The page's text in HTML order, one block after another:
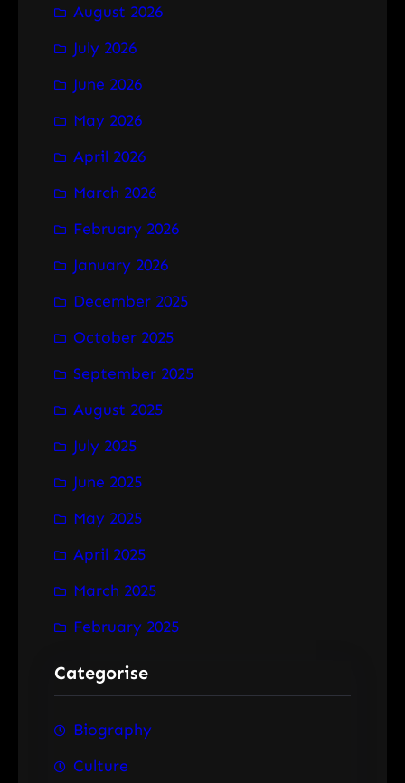
c
h
August 2026
July 2026
June 2026
May 2026
April 2026
March 2026
February 2026
January 2026
December 2025
October 2025
September 2025
August 2025
July 2025
June 2025
May 2025
April 2025
March 2025
February 2025
Categorise
Biography
Culture